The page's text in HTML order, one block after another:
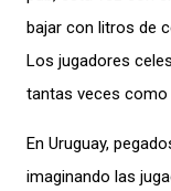
bajar con litros de
Los jugadores
tantas veces como
En Uruguay,
imaginando las